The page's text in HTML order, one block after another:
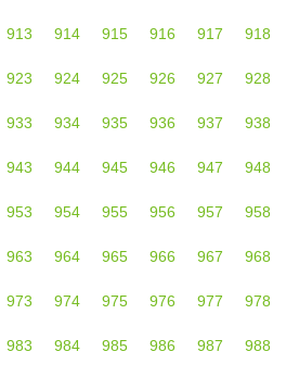
913 914 915 916 917 918
923 924 925 926 927 928
933 934 935 936 937 938
943 944 945 946 947 948
953 954 955 956 957 958
963 964 965 966 967 968
973 974 975 976 977 978
983 984 985 986 987 988